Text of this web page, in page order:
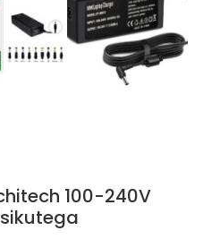
100-240V